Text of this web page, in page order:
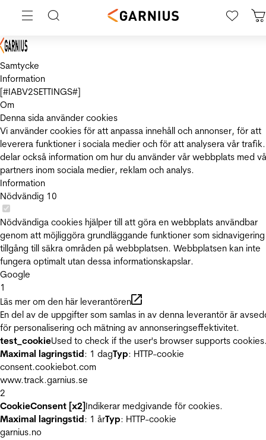
Samtycke
Information
[#IABV2SETTINGS#]
Om
Denna sida använder cookies
Vi använder cookies för att anpassa innehåll och annonser, för att
leverera funktioner i sociala medier och för att analysera vår
delar också information om hur du använder vår webbplats med
partners inom sociala medier, reklam och analys.
Information
Nödvändig 10
Nödvändiga cookies hjälper till att göra en webbplats användbar
genom att möjliggöra grundläggande funktioner som
tillgång till säkra områden på webbplatsen. Webbplatsen kan inte
fungera optimalt utan dessa informationskapslar.
Google
1
Läs mer om den här leverantören
En del av de uppgifter som samlas in av denna leverantör är
för personalisering och mätning av annonseringseffektivitet.
test_cookieUsed to check if the user's browser supports
Maximal lagringstid: 1 dagTyp: HTTP-cookie
consent.cookiebot.com
www.track.garnius.se
2
CookieConsent [x2]Indikerar medgivande för cookies.
Maximal lagringstid: 1 årTyp: HTTP-cookie
garnius.no